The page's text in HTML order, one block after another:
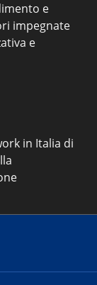
e
impegnate
e
in Italia di